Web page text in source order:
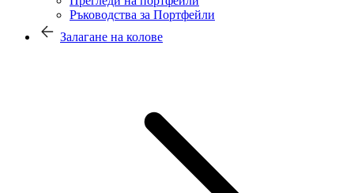
Ръководства за Портфейли
Залагане на колове